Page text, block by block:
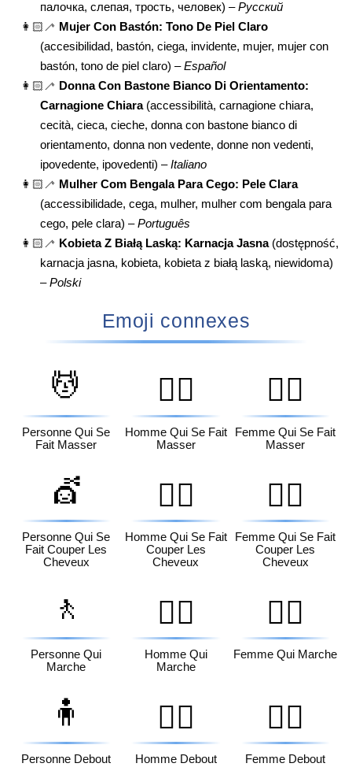
палочка, слепая, трость, человек) –Русский
👩🏻‍🦯 Mujer Con Bastón: Tono De Piel Claro
(accesibilidad, bastón, ciega, invidente, mujer, mujer con
bastón, tono de piel claro) –Español
👩🏻‍🦯 Donna Con Bastone Bianco Di Orientamento:
Carnagione Chiara(accessibilità, carnagione chiara,
cecità, cieca, cieche, donna con bastone bianco di
orientamento, donna non vedente, donne non vedenti,
ipovedente, ipovedenti) –Italiano
👩🏻‍🦯 Mulher Com Bengala Para Cego: Pele Clara
(accessibilidade, cega, mulher, mulher com bengala para
cego, pele clara) –Português
👩🏻‍🦯 Kobieta Z Białą Laską: Karnacja Jasna(dostępność,
karnacja jasna, kobieta, kobieta z białą laską, niewidoma)
–Polski
Emoji connexes
💆
Personne Qui Se
Fait Masser
💆‍♂️
Homme Qui Se Fait
Masser
💆‍♀️
Femme Qui Se Fait
Masser
💇
Personne Qui Se
Fait Couper Les
Cheveux
💇‍♂️
Homme Qui Se Fait
Couper Les
Cheveux
💇‍♀️
Femme Qui Se Fait
Couper Les
Cheveux
🚶
Personne Qui
Marche
🚶‍♂️
Homme Qui
Marche
🚶‍♀️
Femme Qui Marche
🧍
Personne Debout
🧍‍♂️
Homme Debout
🧍‍♀️
Femme Debout